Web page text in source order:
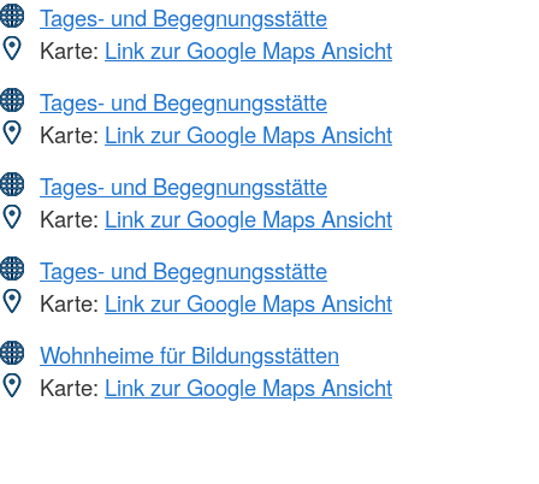
Tages- und Begegnungsstätte
Karte: Link zur Google Maps Ansicht
Tages- und Begegnungsstätte
Karte: Link zur Google Maps Ansicht
Tages- und Begegnungsstätte
Karte: Link zur Google Maps Ansicht
Tages- und Begegnungsstätte
Karte: Link zur Google Maps Ansicht
Wohnheime für Bildungsstätten
Karte: Link zur Google Maps Ansicht